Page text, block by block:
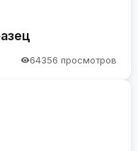
64356 просмотров